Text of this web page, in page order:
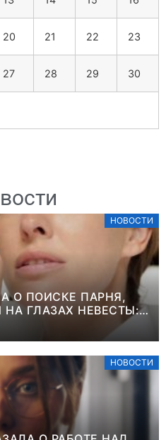
20 21 22 23
27 28 29 30
НОВОСТИ
О ПОИСКЕ ПАРНЯ,
ГЛАЗАХ НЕВЕСТЫ:
НА СЕБЯ”
НОВОСТИ